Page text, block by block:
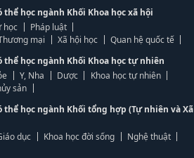
học ngành Khối Khoa học xã hội
học
Pháp luật
mại
Xã hội học
Quan hệ quốc tế
thể học ngành Khối Khoa học tự nhiên
Y, Nha Dược
Khoa học tự nhiên
sản
thể học ngành Khối tổng hợp (Tự nhiên và Xã
dục Khoa học đời sống Nghệ thuật